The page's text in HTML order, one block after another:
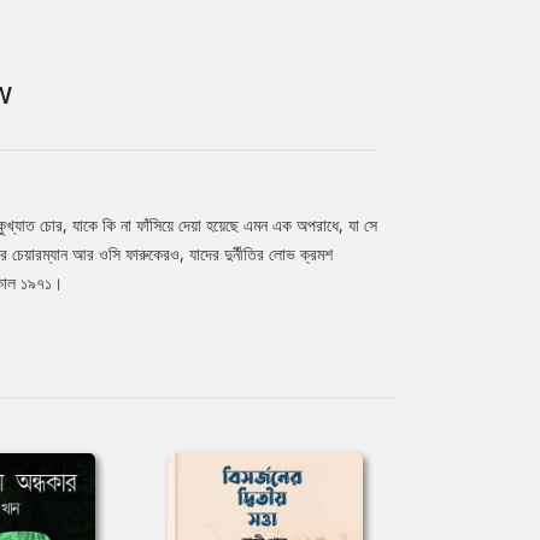
চোর, যাকে কি না ফাঁসিয়ে দেয়া হয়েছে এমন এক অপরাধে, যা সে
আর ওসি ফারুকেরও, যাদের দুর্নীতির লোভ ক্রমশ
১৯৭১।